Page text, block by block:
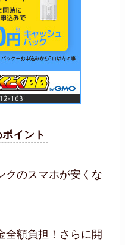
イント
クのスマホが安くな
全額負担！さらに開